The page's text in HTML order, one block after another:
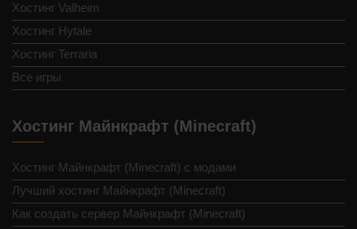
Хостинг Valheim
Хостинг Hytale
Хостинг Terraria
Все игры
Хостинг Майнкрафт (Minecraft)
Хостинг Майнкрафт (Minecraft) с модами
Лучший хостинг Майнкрафт (Minecraft)
Как создать сервер Майнкрафт (Minecraft)